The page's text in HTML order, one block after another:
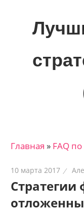
трейдеров
финансовых
рынках:
стратегии,
Главная » FAQ
10 марта 2017
Cтратегии